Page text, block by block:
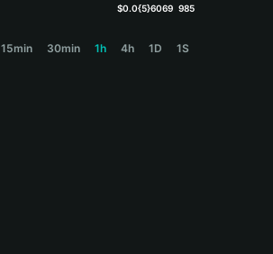
$0.0{5}6069 985
15min 30min 1h 4h 1D 1S